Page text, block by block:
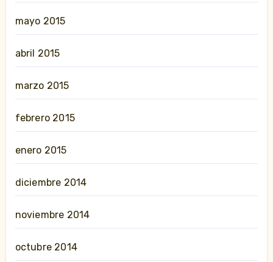
mayo 2015
abril 2015
marzo 2015
febrero 2015
enero 2015
diciembre 2014
noviembre 2014
octubre 2014